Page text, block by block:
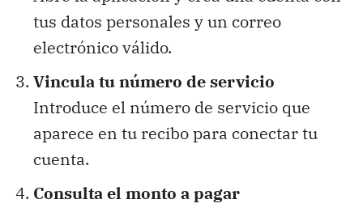
tus datos personales y un correo
electrónico válido.
Vincula tu número de servicio
Introduce el número de servicio que
aparece en tu recibo para conectar tu
cuenta.
Consulta el monto a pagar